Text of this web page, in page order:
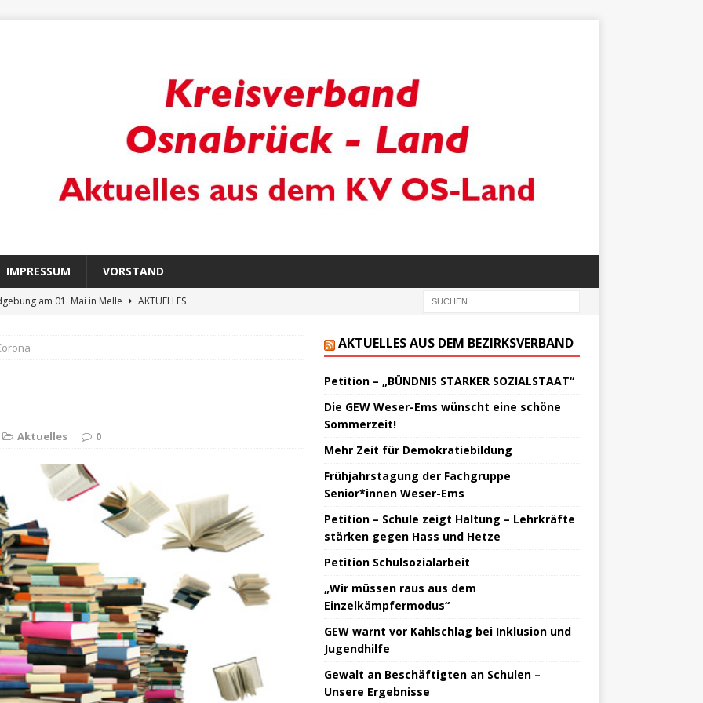
IMPRESSUM VORSTAND
am 01. Mai in Melle
AKTUELLES
UNCATEGORIZED
zur Wahl des Landrates/der Landrätin am 18. August
Aktuelles 0
AKTUELLES AUS DEM BEZIRKSVERBAND
Petition – „BÜNDNIS STARKER SOZIALSTAAT“
Die GEW Weser-Ems wünscht eine schöne
Sommerzeit!
Mehr Zeit für Demokratiebildung
Frühjahrstagung der Fachgruppe
Senior*innen Weser-Ems
Petition – Schule zeigt Haltung – Lehrkräfte
stärken gegen Hass und Hetze
Petition Schulsozialarbeit
„Wir müssen raus aus dem
Einzelkämpfermodus“
GEW warnt vor Kahlschlag bei Inklusion und
Jugendhilfe
Gewalt an Beschäftigten an Schulen –
Unsere Ergebnisse